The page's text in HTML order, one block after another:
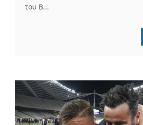
του Β...